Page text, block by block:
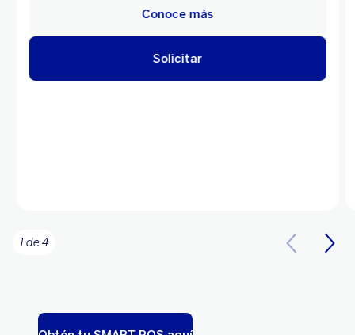
Solicitar
Conoce más
1 de 4